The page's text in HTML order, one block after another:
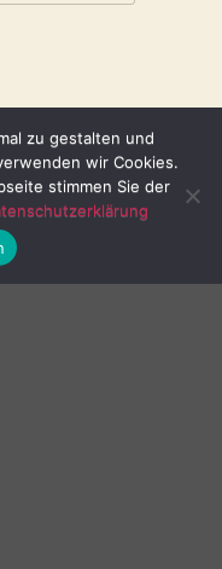
zu gestalten und
wir Cookies.
stimmen Sie der